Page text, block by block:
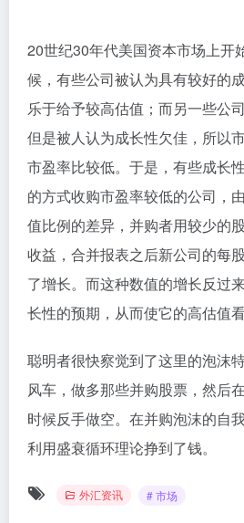
20世纪30年代美国资本市场上开
候，有些公司被认为具有较好的
乐于给予较高估值；而另一些公
但是被人认为成长性欠佳，所以
市盈率比较低。于是，有些成长
的方式收购市盈率较低的公司，
值比例的差异，并购者用较少的
收益，合并报表之后新公司的每
了增长。而这种数值的增长反过
长性的预期，从而使它的高估值
聪明者很快察觉到了这里的泡沫
风车，做多那些并购股票，然后
时候反手做空。在并购泡沫的自
利用盛衰循环理论挣到了钱。
外汇资讯 # 市场